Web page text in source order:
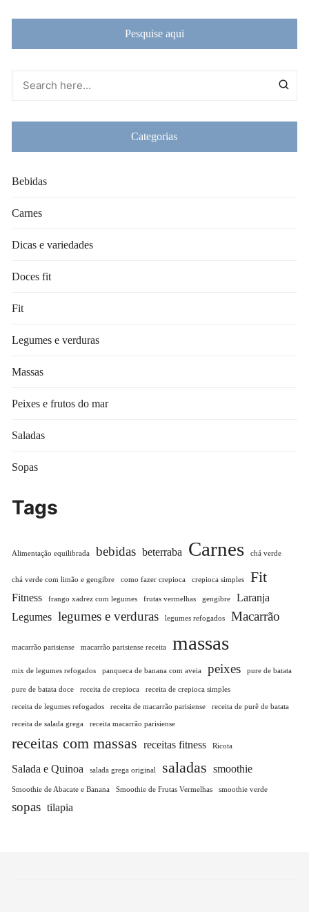
Pesquise aqui
Categorias
Bebidas
Carnes
Dicas e variedades
Doces fit
Fit
Legumes e verduras
Massas
Peixes e frutos do mar
Saladas
Sopas
Tags
Alimentação equilibrada bebidas beterraba Carnes chá verde
chá verde com limão e gengibre como fazer crepioca crepioca simples Fit
Fitness frango xadrez com legumes frutas vermelhas gengibre
Laranja
Legumes legumes e verduras legumes refogados Macarrão
macarrão parisiense macarrão parisiense receita massas
mix de legumes refogados panqueca de banana com aveia peixes pure de batata
pure de batata doce receita de crepioca receita de crepioca simples
receita de legumes refogados receita de macarrão parisiense receita de purê de batata
receita de salada grega receita macarrão parisiense
receitas com massas receitas fitness Ricota
Salada e Quinoa salada grega original saladas smoothie
Smoothie de Abacate e Banana Smoothie de Frutas Vermelhas smoothie verde
sopas tilapia